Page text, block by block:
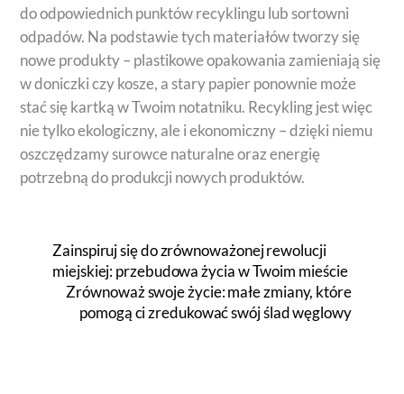
do odpowiednich punktów recyklingu lub sortowni
odpadów. Na podstawie tych materiałów tworzy się
nowe produkty – plastikowe opakowania zamieniają się
w doniczki czy kosze, a stary papier ponownie może
stać się kartką w Twoim notatniku. Recykling jest więc
nie tylko ekologiczny, ale i ekonomiczny – dzięki niemu
oszczędzamy surowce naturalne oraz energię
potrzebną do produkcji nowych produktów.
Zainspiruj się do zrównoważonej rewolucji
miejskiej: przebudowa życia w Twoim mieście
Zrównoważ swoje życie: małe zmiany, które
pomogą ci zredukować swój ślad węglowy